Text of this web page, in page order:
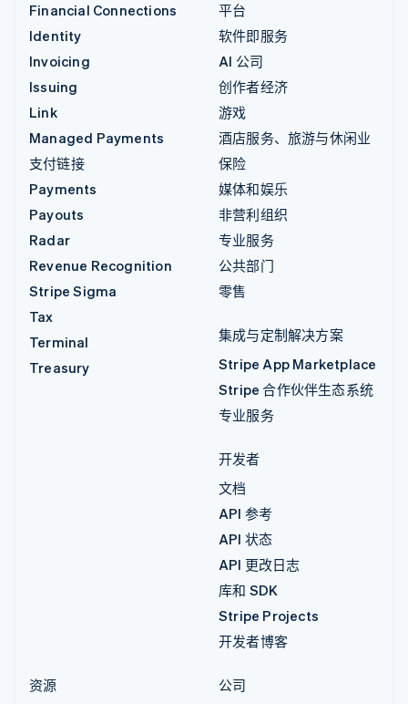
Financial Connections
Identity
Invoicing
Issuing
Link
Managed Payments
支付链接
Payments
Payouts
Radar
Revenue Recognition
Stripe Sigma
Tax
Terminal
Treasury
平台
软件即服务
AI 公司
创作者经济
游戏
酒店服务、旅游与休闲业
保险
媒体和娱乐
非营利组织
专业服务
公共部门
零售
集成与定制解决方案
Stripe App Marketplace
Stripe 合作伙伴生态系统
专业服务
开发者
文档
API 参考
API 状态
API 更改日志
库和 SDK
Stripe Projects
开发者博客
资源
公司